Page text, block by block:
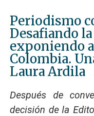
Periodismo
Desafiando
exponiendo
Colombia.
Laura Ardila
Después de
decisión de la